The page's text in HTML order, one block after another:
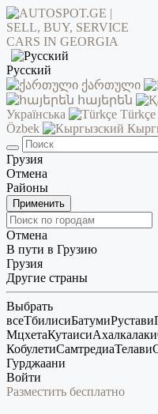
Русский
ქართული
հայերեն
Українська
Türkçe
Özbek
Грузия
Отмена
Районы
Применить
Отмена
В пути в Грузию
Грузия
Другие страны
Выбрать
всеТбилисиБатумиРустави
МцхетаКутаисиАхалкалаки
КобулетиСамтредиаТелави
Гурджаани
Войти
Разместить бесплатно